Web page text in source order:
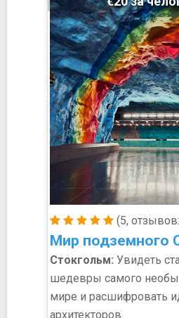
(5,
Мир подземного
Стокгольм: Увидеть
шедевры самого
мире и расшифровать
архитекторов